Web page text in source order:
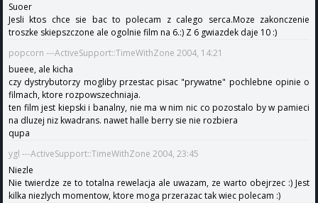
Suoer
Jesli ktos chce sie bac to polecam z calego serca.Moze zakonczenie
troszke skiepszczone ale ogolnie film na 6.:) Z 6 gwiazdek daje 10 :)
popcorn ---ActiveSupport::TimeWithZone 2004, 14:21
bueee, ale kicha
czy dystrybutorzy mogliby przestac pisac "prywatne" pochlebne opinie o
filmach, ktore rozpowszechniaja.
ten film jest kiepski i banalny, nie ma w nim nic co pozostalo by w pamieci
na dluzej niz kwadrans. nawet halle berry sie nie rozbiera
qupa
ygl ---ActiveSupport::TimeWithZone 2004, 23:45
Niezle
Nie twierdze ze to totalna rewelacja ale uwazam, ze warto obejrzec :) Jest
kilka niezlych momentow, ktore moga przerazac tak wiec polecam :)